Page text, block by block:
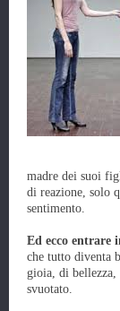
madre dei suoi
di reazione, solo
sentimento.
Ed ecco entrare
che tutto diventa
gioia, di bellezza,
svuotato.